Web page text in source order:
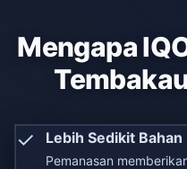
Mengapa
✓ Lebih Sedikit
Pemanasan